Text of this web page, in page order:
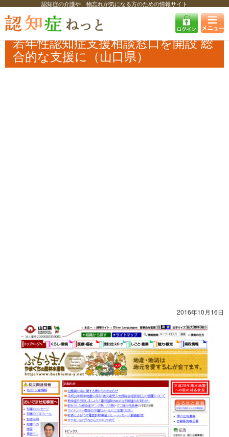
認知症の介護や、物忘れが気になる方のための情報サイト
認知症ねっと 認知症最新ニュース 自治体・企業
若年性認知症支援相
談窓口を開設 総合的な支援に（山口県）
若年性認知症支援相談窓口を開設 総
合的な支援に（山口県）
2016年10月16日